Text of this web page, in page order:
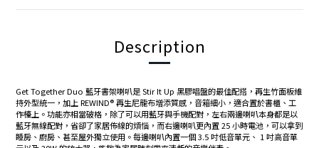
Description
Get Together Duo 藍牙書架喇叭是 Stir It Up 黑膠唱盤的最佳配搭，再生竹面板維
持外型統一，加上 REWIND® 再生尼龍布增添質感，音箱細小，適合置於書櫃、工
作檯上。功能亦相當破格，除了可以用藍牙與手機配對，左右兩邊喇叭本身都是以
藍牙無線配對，省卻了家居佈線的煩惱，而右邊喇叭更內置 25 小時電池，可以拿到
睡房、廚房、甚至屋外獨立使用。每邊喇叭內置一個 3.5 吋低音單元、 1 吋高音單